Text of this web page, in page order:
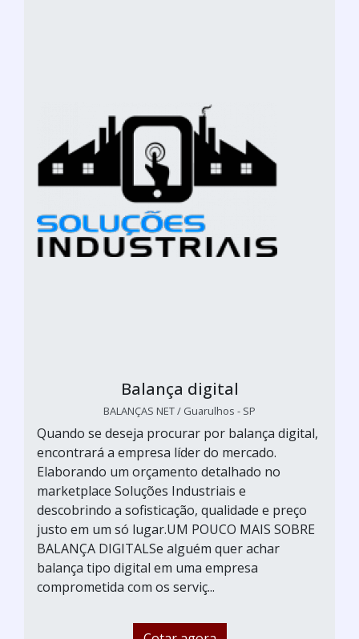
Balança digital
BALANÇAS NET / Guarulhos - SP
Quando se deseja procurar por balança digital,
encontrará a empresa líder do mercado.
Elaborando um orçamento detalhado no
marketplace Soluções Industriais e
descobrindo a sofisticação, qualidade e preço
justo em um só lugar.UM POUCO MAIS SOBRE
BALANÇA DIGITALSe alguém quer achar
balança tipo digital em uma empresa
comprometida com os serviç...